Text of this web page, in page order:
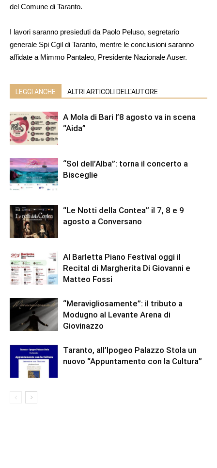
del Comune di Taranto.
I lavori saranno presieduti da Paolo Peluso, segretario
generale Spi Cgil di Taranto, mentre le conclusioni saranno
affidate a Mimmo Pantaleo, Presidente Nazionale Auser.
LEGGI ANCHE ALTRI ARTICOLI DELL'AUTORE
A Mola di Bari l’8 agosto va in scena
“Aida”
“Sol dell’Alba”: torna il concerto a
Bisceglie
“Le Notti della Contea” il 7, 8 e 9
agosto a Conversano
Al Barletta Piano Festival oggi il
Recital di Margherita Di Giovanni e
Matteo Fossi
“Meravigliosamente”: il tributo a
Modugno al Levante Arena di
Giovinazzo
Taranto, all’Ipogeo Palazzo Stola un
nuovo “Appuntamento con la Cultura”